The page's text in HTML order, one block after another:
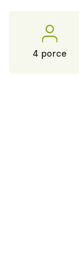
Sledujte nás
4 porce